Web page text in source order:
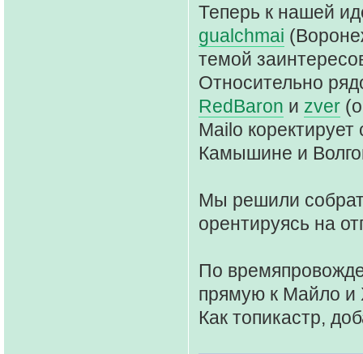
Теперь к нашей
gualchmai
темой
Относительно
RedBaron и zver
Mailo
Камышине и
Мы решили
орентируясь на
По
прямую к Майло
Как топикастр,